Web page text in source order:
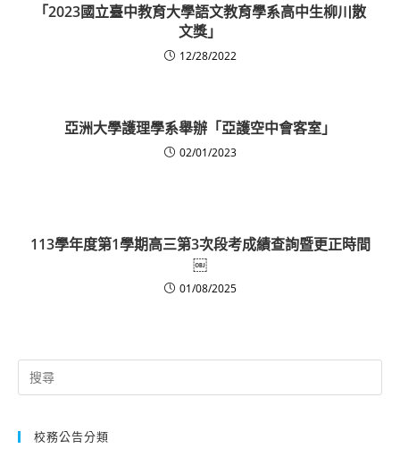
「2023國立臺中教育大學語文教育學系高中生柳川散
文獎」
12/28/2022
亞洲大學護理學系舉辦「亞護空中會客室」
02/01/2023
113學年度第1學期高三第3次段考成績查詢暨更正時間
￼
01/08/2025
Search
for:
校務公告分類